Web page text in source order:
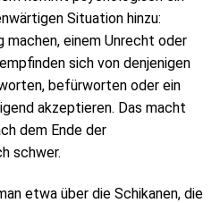
Situation hinzu:
machen, einem Unrecht oder
sich von denjenigen
befürworten oder ein
akzeptieren. Das macht
dem Ende der
schwer.
etwa über die Schikanen, die